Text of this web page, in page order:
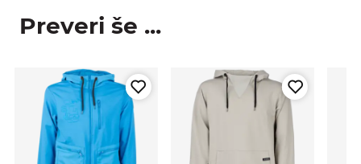
Preveri še ...